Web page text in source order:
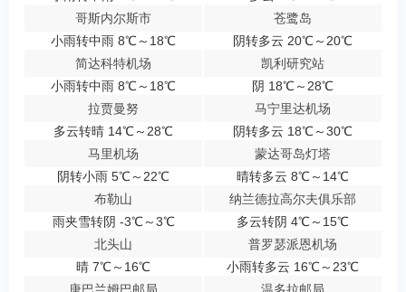
哥斯内尔斯市
小雨转中雨 8℃～18℃
苍鹭岛
阴转多云 20℃～20℃
简达科特机场
小雨转中雨 8℃～18℃
凯利研究站
阴 18℃～28℃
拉贾曼努
多云转晴 14℃～28℃
马宁里达机场
阴转多云 18℃～30℃
马里机场
阴转小雨 5℃～22℃
蒙达哥岛灯塔
晴转多云 8℃～14℃
布勒山
雨夹雪转阴 -3℃～3℃
纳兰德拉高尔夫俱乐部
多云转阴 4℃～15℃
北头山
晴 7℃～16℃
普罗瑟派恩机场
小雨转多云 16℃～23℃
唐巴兰姆巴邮局
温多拉邮局